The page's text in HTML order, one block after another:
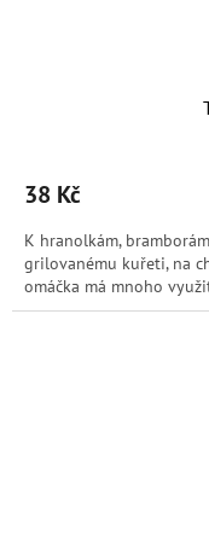
38 Kč
K hranolkám,
grilovanému kuřeti, na
omáčka má mnoho